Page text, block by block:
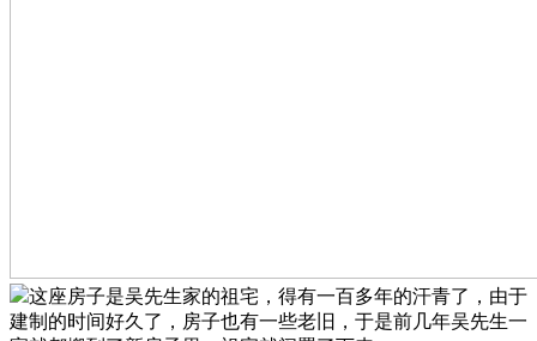
这座房子是吴先生家的祖宅，得有一百多年的汗青了，由于
建制的时间好久了，房子也有一些老旧，于是前几年吴先生一